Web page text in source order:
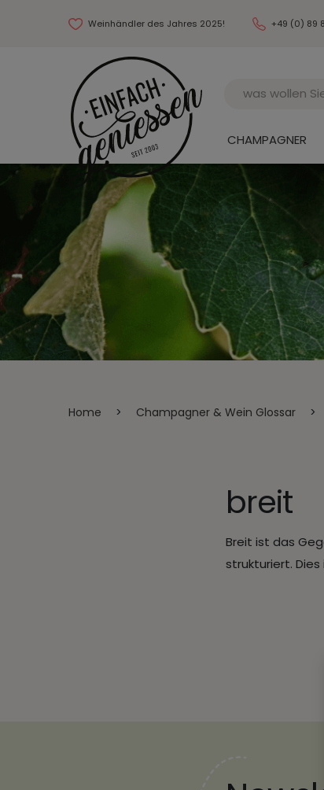
Weinhändler des Jahres 2025! +49 (0) 89
CHAMPAGNER
Home > Champagner & Wein Glossar >
breit
Breit ist das
strukturiert.